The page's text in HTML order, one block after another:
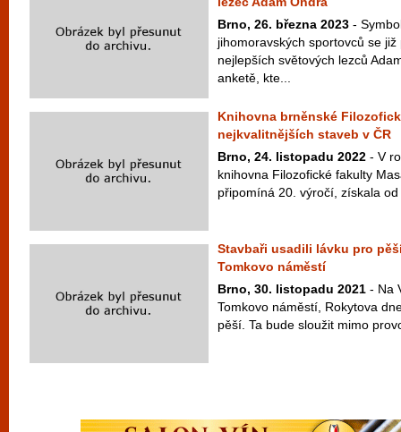
Brno, 26. března 2023 -
jihomoravských sportovců se
nejlepších světových lezců
anketě, kte...
Knihovna brněnské
nejkvalitnějších staveb v ČR
Brno, 24. listopadu 2022 - V
knihovna Filozofické fakulty
připomíná 20. výročí, získala
Stavbaři usadili lávku pro
Tomkovo náměstí
Brno, 30. listopadu 2021 - Na
Tomkovo náměstí, Rokytova
pěší. Ta bude sloužit mimo